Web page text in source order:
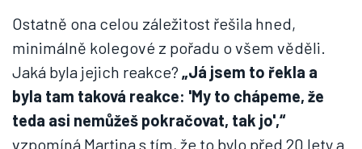
Ostatně ona celou záležitost řešila hned,
minimálně kolegové z pořadu o všem věděli.
Jaká byla jejich reakce? „Já jsem to řekla a
byla tam taková reakce: 'My to chápeme, že
teda asi nemůžeš pokračovat, tak jo',“
vzpomíná Martina s tím, že to bylo před 20 lety a